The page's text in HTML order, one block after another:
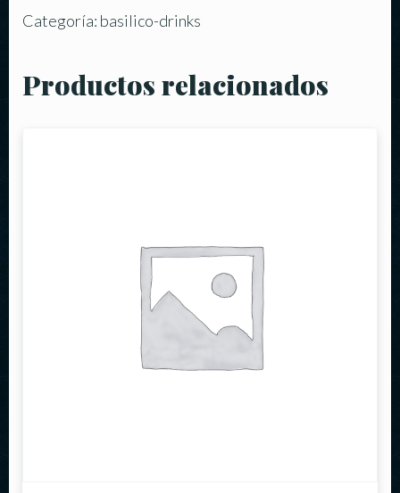
Categoría: basilico-drinks
Productos relacionados